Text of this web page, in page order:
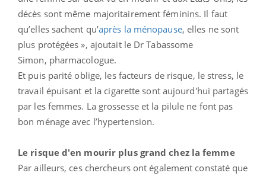
décès sont même majoritairement féminins. Il faut
qu’elles sachent qu’après la ménopause, elles ne sont
plus protégées », ajoutait le Dr Tabassome
Simon, pharmacologue.
Et puis parité oblige, les facteurs de risque, le stress, le
travail épuisant et la cigarette sont aujourd'hui partagés
par les femmes. La grossesse et la pilule ne font pas
bon ménage avec l’hypertension.
Le risque d'en mourir plus grand chez la femme
Par ailleurs, ces chercheurs ont également constaté que